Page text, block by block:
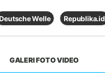
Deutsche Welle Republika.id
GALERI FOTO VIDEO